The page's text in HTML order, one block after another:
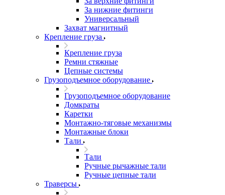
За нижние фитинги
Универсальный
Захват магнитный
Крепление груза
Крепление груза
Ремни стяжные
Цепные системы
Грузоподъемное оборудование
Грузоподъемное оборудование
Домкраты
Каретки
Монтажно-тяговые механизмы
Монтажные блоки
Тали
Тали
Ручные рычажные тали
Ручные цепные тали
Траверсы